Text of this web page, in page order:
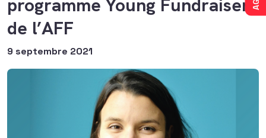
programme Young Fundraisers
de l’AFF
9 septembre 2021